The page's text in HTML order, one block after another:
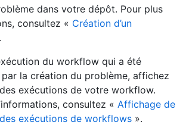
dans votre dépôt. Pour plus
consultez « Création d’un
du workflow qui a été
la création du problème, affichez
exécutions de votre workflow.
consultez « Affichage de
exécutions de workflows ».